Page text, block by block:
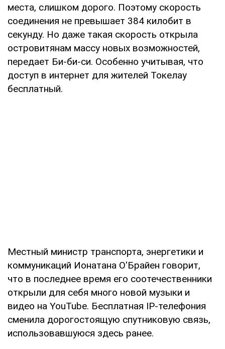
места, слишком дорого. Поэтому скорость
соединения не превышает 384 килобит в
секунду. Но даже такая скорость открыла
островитянам массу новых возможностей,
передает Би-би-си. Особенно учитывая, что
доступ в интернет для жителей Токелау
бесплатный.
Местный министр транспорта, энергетики и
коммуникаций Ионатана О'Брайен говорит,
что в последнее время его соотечественники
открыли для себя много новой музыки и
видео на YouTube. Бесплатная IP-телефония
сменила дорогостоящую спутниковую связь,
использовавшуюся здесь ранее.